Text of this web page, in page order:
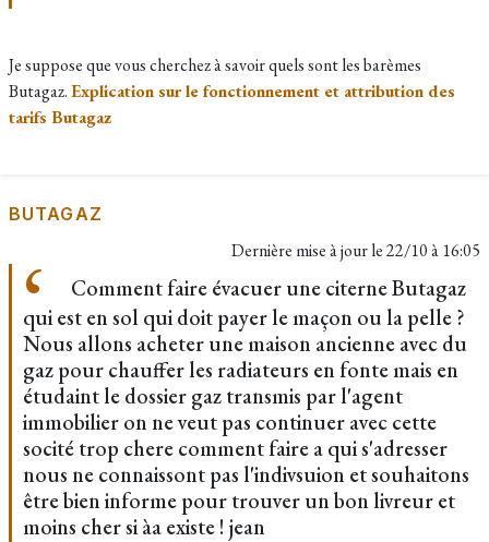
Je suppose que vous cherchez à savoir quels sont les barèmes
Butagaz.Explication sur le fonctionnement et attribution des
tarifs Butagaz
BUTAGAZ
Dernière mise à jour le22/10 à 16:05
Comment faire évacuer une citerne Butagaz
qui est en sol qui doit payer le maçon ou la pelle ?
Nous allons acheter une maison ancienne avec du
gaz pour chauffer les radiateurs en fonte mais en
étudaint le dossier gaz transmis par l'agent
immobilier on ne veut pas continuer avec cette
socité trop chere comment faire a qui s'adresser
nous ne connaissont pas l'indivsuion et souhaitons
être bien informe pour trouver un bon livreur et
moins cher si àa existe ! jean